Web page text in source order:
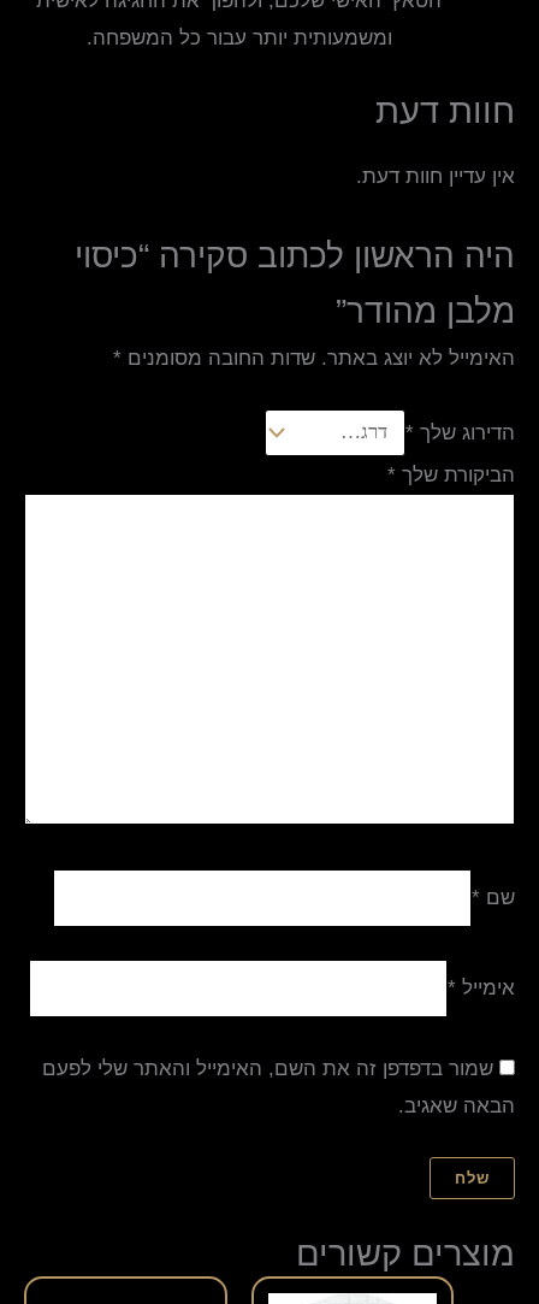
ומשמעותית יותר עבור כל המשפחה.
חוות דעת
אין עדיין חוות דעת.
היה הראשון לכתוב סקירה “כיסוי
מלבן מהודר”
האימייל לא יוצג באתר. שדות החובה מסומנים *
הדירוג שלך *
הביקורת שלך *
שם *
אימייל *
שמור בדפדפן זה את השם, האימייל והאתר שלי לפעם
הבאה שאגיב.
מוצרים קשורים